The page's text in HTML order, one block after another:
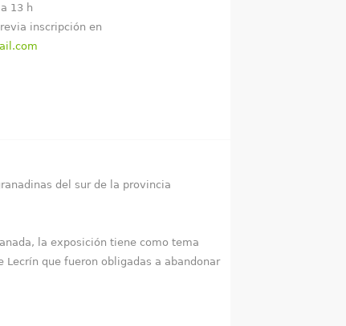
13 h
inscripción en
del sur de la provincia
la exposición tiene como tema
que fueron obligadas a abandonar